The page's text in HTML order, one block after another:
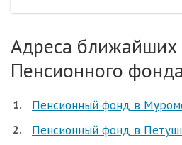
Адреса ближайших
Пенсионного
Пенсионный фонд в
Пенсионный фонд в